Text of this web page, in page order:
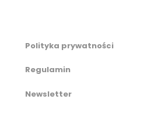
Polityka prywatności
Regulamin
Newsletter